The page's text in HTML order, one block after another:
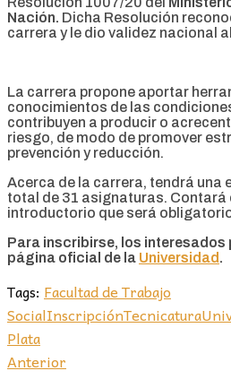
Nación. Dicha Resolución
carrera y le dio validez nacional
La carrera propone aportar
conocimientos de las
contribuyen a producir o
riesgo, de modo de promover
prevención y reducción.
Acerca de la carrera, tendrá una
total de 31 asignaturas. Contará
introductorio que será
Para inscribirse, los interesados
página oficial de la Universidad .
Tags: Facultad de Trabajo
SocialInscripciónTecnicatura
Plata
Anterior